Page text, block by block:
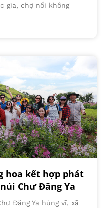
gia, chợ nổi không
hoa kết hợp phát
Chư Đăng Ya
Đăng Ya hùng vĩ, xã